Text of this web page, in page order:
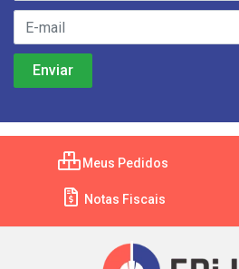
Meus Pedidos
Notas Fiscais